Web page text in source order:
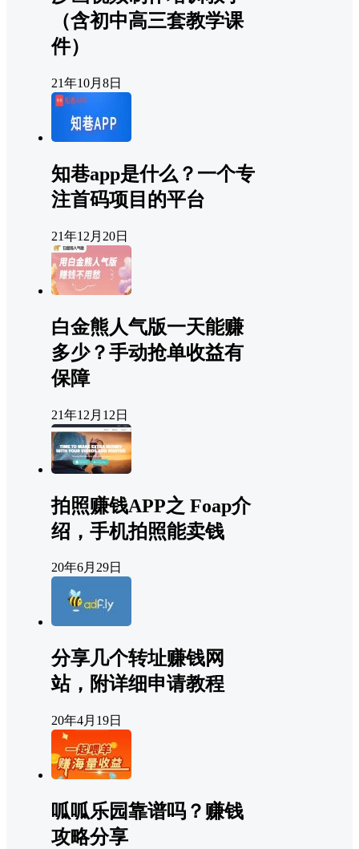
（含初中高三套教学课
件）
21年10月8日
知巷app是什么？一个专
注首码项目的平台
21年12月20日
白金熊人气版一天能赚
多少？手动抢单收益有
保障
21年12月12日
拍照赚钱APP之 Foap介
绍，手机拍照能卖钱
20年6月29日
分享几个转址赚钱网
站，附详细申请教程
20年4月19日
呱呱乐园靠谱吗？赚钱
攻略分享